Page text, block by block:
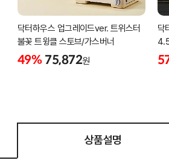
닥터하우스 업그레이드ver. 트위스터
불꽃 트윙클 스토브/가스버너
49% 75,872원
닥
상품설명